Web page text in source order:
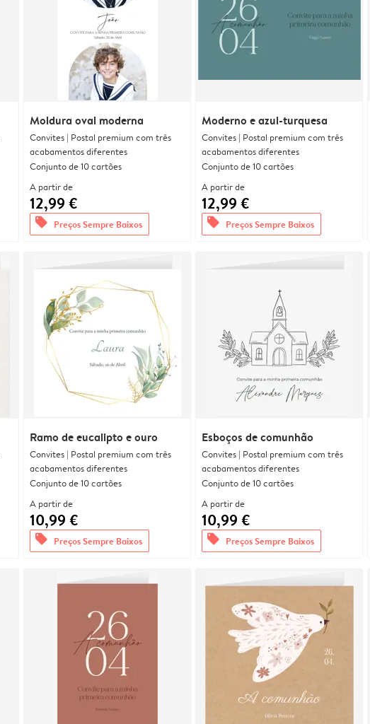
Moldura oval moderna
Convites | Postal premium com três
acabamentos diferentes
Conjunto de 10 cartões
A partir de
12,99 €
offers Preços Sempre Baixos
Moderno e azul-turquesa
Convites | Postal premium com três
acabamentos diferentes
Conjunto de 10 cartões
A partir de
12,99 €
offers Preços Sempre Baixos
Ramo de eucalipto e ouro
Convites | Postal premium com três
acabamentos diferentes
Conjunto de 10 cartões
A partir de
10,99 €
offers Preços Sempre Baixos
Esboços de comunhão
Convites | Postal premium com três
acabamentos diferentes
Conjunto de 10 cartões
A partir de
10,99 €
offers Preços Sempre Baixos